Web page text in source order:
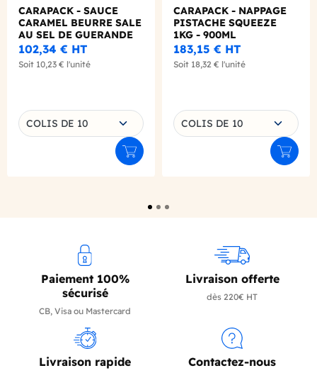
CARAPACK - SAUCE
CARAMEL BEURRE SALE
AU SEL DE GUERANDE
SQUEEZE 1.15KG -
900ML
102,34 € HT
Soit 10,23 € l'unité
Choisissez une déclinaison
COLIS DE 10
Ajouter au panier
CARAPACK - NAPPAGE
PISTACHE SQUEEZE
1KG - 900ML
183,15 € HT
Soit 18,32 € l'unité
Choisissez une déclinaison
COLIS DE 10
Paiement 100%
sécurisé
CB, Visa ou Mastercard
Livraison offerte
dès 220€ HT
Livraison rapide Contactez-nous